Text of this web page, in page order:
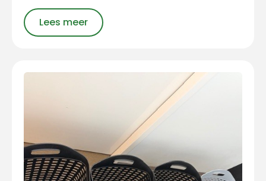
Lees meer